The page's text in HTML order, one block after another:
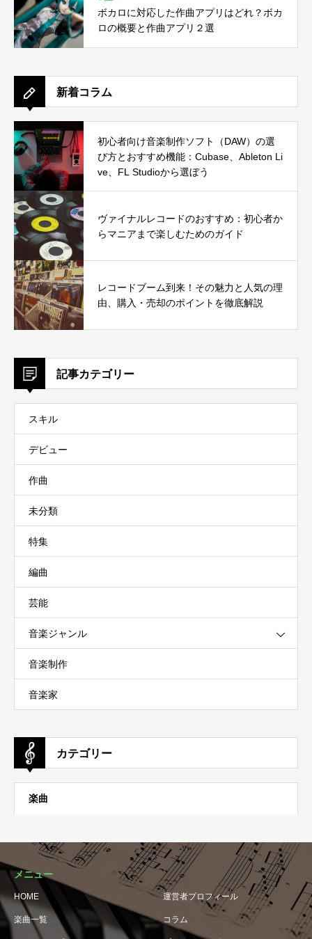
ボカロに対応した作曲アプリはどれ？ボカ
ロの概要と作曲アプリ２選
新着コラム
初心者向け音楽制作ソフト（DAW）の選
び方とおすすめ機能：Cubase、Ableton Li
ve、FL Studioから選ぼう
ヴァイナルレコードのおすすめ：初心者か
らマニアまで楽しむためのガイド
レコードブーム到来！その魅力と人気の理
由、購入・売却のポイントを徹底解説
記事カテゴリー
スキル
デビュー
作曲
未分類
特集
編曲
芸能
音楽ジャンル
音楽制作
音楽家
カテゴリー
楽曲
メニュー
HOME 運営者プロフィール
楽曲一覧 コラム